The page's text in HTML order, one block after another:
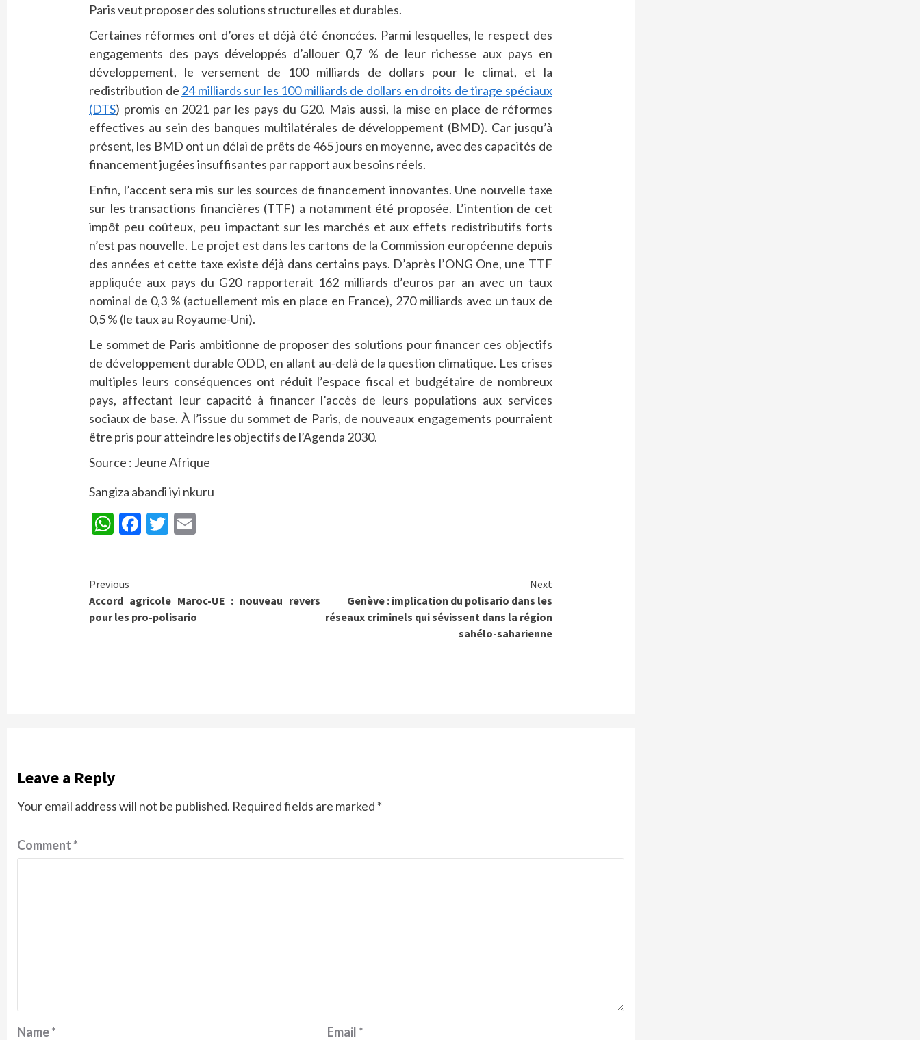
Paris veut proposer des solutions structurelles et durables.
Certaines réformes ont d’ores et déjà été énoncées. Parmi lesquelles, le respect des
engagements des pays développés d’allouer 0,7 % de leur richesse aux pays en
développement, le versement de 100 milliards de dollars pour le climat, et la
redistribution de 24 milliards sur les 100 milliards de dollars en droits de tirage spéciaux
(DTS) promis en 2021 par les pays du G20. Mais aussi, la mise en place de réformes
effectives au sein des banques multilatérales de développement (BMD). Car jusqu’à
présent, les BMD ont un délai de prêts de 465 jours en moyenne, avec des capacités de
financement jugées insuffisantes par rapport aux besoins réels.
Enfin, l’accent sera mis sur les sources de financement innovantes. Une nouvelle taxe
sur les transactions financières (TTF) a notamment été proposée. L’intention de cet
impôt peu coûteux, peu impactant sur les marchés et aux effets redistributifs forts
n’est pas nouvelle. Le projet est dans les cartons de la Commission européenne depuis
des années et cette taxe existe déjà dans certains pays. D’après l’ONG One, une TTF
appliquée aux pays du G20 rapporterait 162 milliards d’euros par an avec un taux
nominal de 0,3 % (actuellement mis en place en France), 270 milliards avec un taux de
0,5 % (le taux au Royaume-Uni).
Le sommet de Paris ambitionne de proposer des solutions pour financer ces objectifs
de développement durable ODD, en allant au-delà de la question climatique. Les crises
multiples leurs conséquences ont réduit l’espace fiscal et budgétaire de nombreux
pays, affectant leur capacité à financer l’accès de leurs populations aux services
sociaux de base. À l’issue du sommet de Paris, de nouveaux engagements pourraient
être pris pour atteindre les objectifs de l’Agenda 2030.
Source : Jeune Afrique
Sangiza abandi iyi nkuru
WhatsApp
Facebook
Twitter
Continue
Reading
Previous
Accord agricole Maroc-UE : nouveau revers
pour les pro-polisario
Next
Genève : implication du polisario dans les
réseaux criminels qui sévissent dans la région
sahélo-saharienne
Leave a Reply
Your email address will not be published. Required fields are marked *
Comment*
Name* Email*